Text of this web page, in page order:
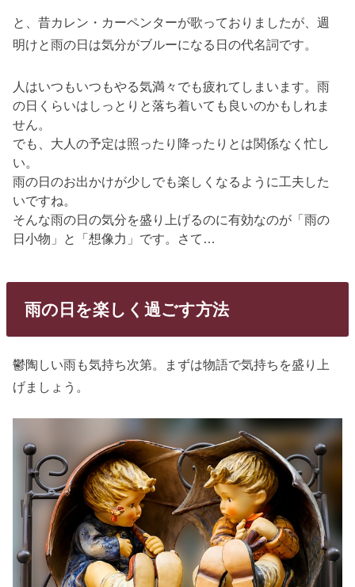
と、昔カレン・カーペンターが歌っておりましたが、週
明けと雨の日は気分がブルーになる日の代名詞です。
人はいつもいつもやる気満々でも疲れてしまいます。雨
の日くらいはしっとりと落ち着いても良いのかもしれま
せん。
でも、大人の予定は照ったり降ったりとは関係なく忙し
い。
雨の日のお出かけが少しでも楽しくなるように工夫した
いですね。
そんな雨の日の気分を盛り上げるのに有効なのが「雨の
日小物」と「想像力」です。さて…
雨の日を楽しく過ごす方法
鬱陶しい雨も気持ち次第。まずは物語で気持ちを盛り上
げましょう。